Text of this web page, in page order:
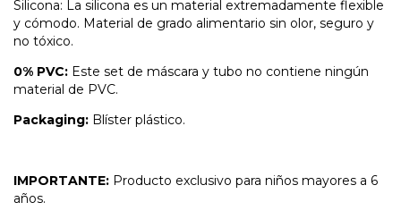
Silicona: La silicona es un material extremadamente flexible
y cómodo. Material de grado alimentario sin olor, seguro y
no tóxico.
0% PVC: Este set de máscara y tubo no contiene ningún
material de PVC.
Packaging: Blíster plástico.
IMPORTANTE: Producto exclusivo para niños mayores a 6
años.